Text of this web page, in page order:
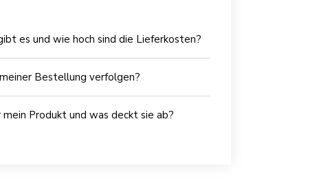
es und wie hoch sind die Lieferkosten?
Bestellung verfolgen?
Produkt und was deckt sie ab?